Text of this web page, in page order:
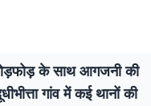
के साथ आगजनी की
गांव में कई थानों की